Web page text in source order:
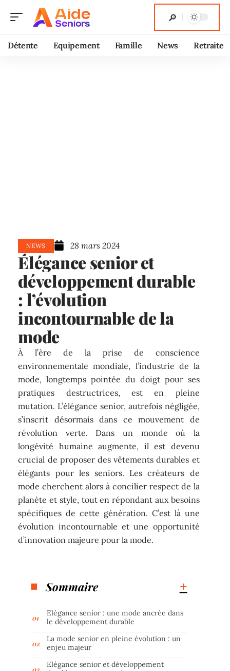
Détente Equipement Famille News Retraite
NEWS 28 mars 2024
Élégance senior et
développement durable
: l’évolution
incontournable de la
mode
À l’ère de la prise de conscience
environnementale mondiale, l’industrie de la
mode, longtemps pointée du doigt pour ses
pratiques destructrices, est en pleine
mutation. L’élégance senior, autrefois négligée,
s’inscrit désormais dans ce mouvement de
révolution verte. Dans un monde où la
longévité humaine augmente, il est devenu
crucial de proposer des vêtements durables et
élégants pour les seniors. Les créateurs de
mode cherchent alors à concilier respect de la
planète et style, tout en répondant aux besoins
spécifiques de cette génération. C’est là une
évolution incontournable et une opportunité
d’innovation majeure pour la mode.
Sommaire
Elégance senior : une mode ancrée dans
le développement durable
La mode senior en pleine évolution : un
enjeu majeur
Elégance senior et développement